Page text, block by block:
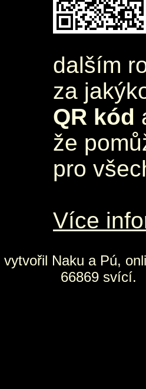
dalším
za
QR kód
že
pro
Více
vytvořil Naku a Pú,
66869 svící.